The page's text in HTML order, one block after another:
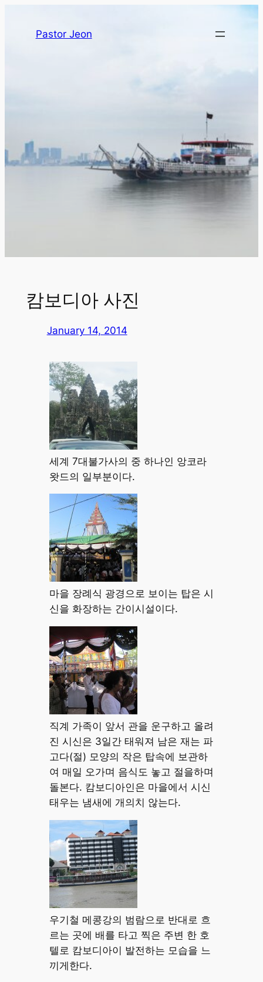
Pastor Jeon
캄보디아 사진
January 14, 2014
세계 7대불가사의 중 하나인 앙코라
왓드의 일부분이다.
마을 장례식 광경으로 보이는 탑은 시
신을 화장하는 간이시설이다.
직계 가족이 앞서 관을 운구하고 올려
진 시신은 3일간 태워져 남은 재는 파
고다(절) 모양의 작은 탑속에 보관하
여 매일 오가며 음식도 놓고 절을하며
돌본다. 캄보디아인은 마을에서 시신
태우는 냄새에 개의치 않는다.
우기철 메콩강의 범람으로 반대로 흐
르는 곳에 배를 타고 찍은 주변 한 호
텔로 캄보디아이 발전하는 모습을 느
끼게한다.